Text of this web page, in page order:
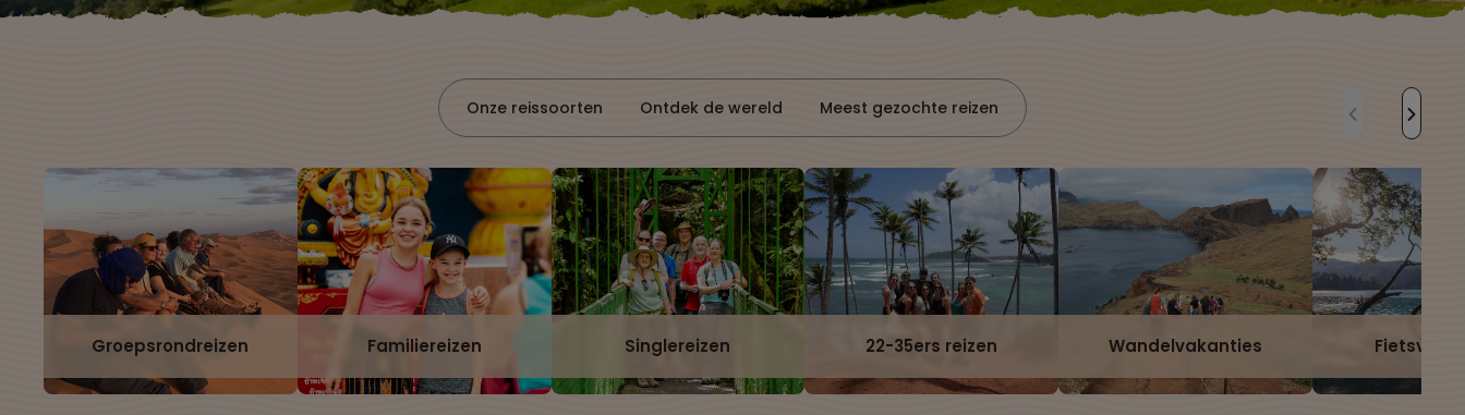
Onze reissoorten Ontdek de wereld Meest gezochte reizen
Groepsrondreizen Familiereizen Singlereizen 22-35ers reizen Wandelvakanties